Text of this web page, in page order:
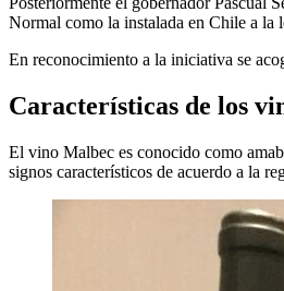
Normal como la instalada en Chile a la
En reconocimiento a la iniciativa se
Características de los
El vino Malbec es conocido como
signos característicos de acuerdo a la